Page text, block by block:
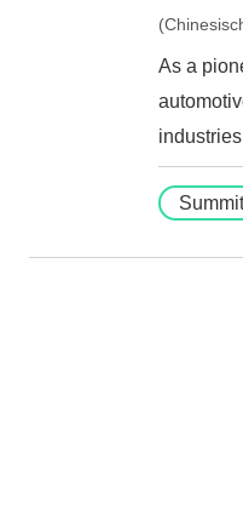
As a
industries
Summit